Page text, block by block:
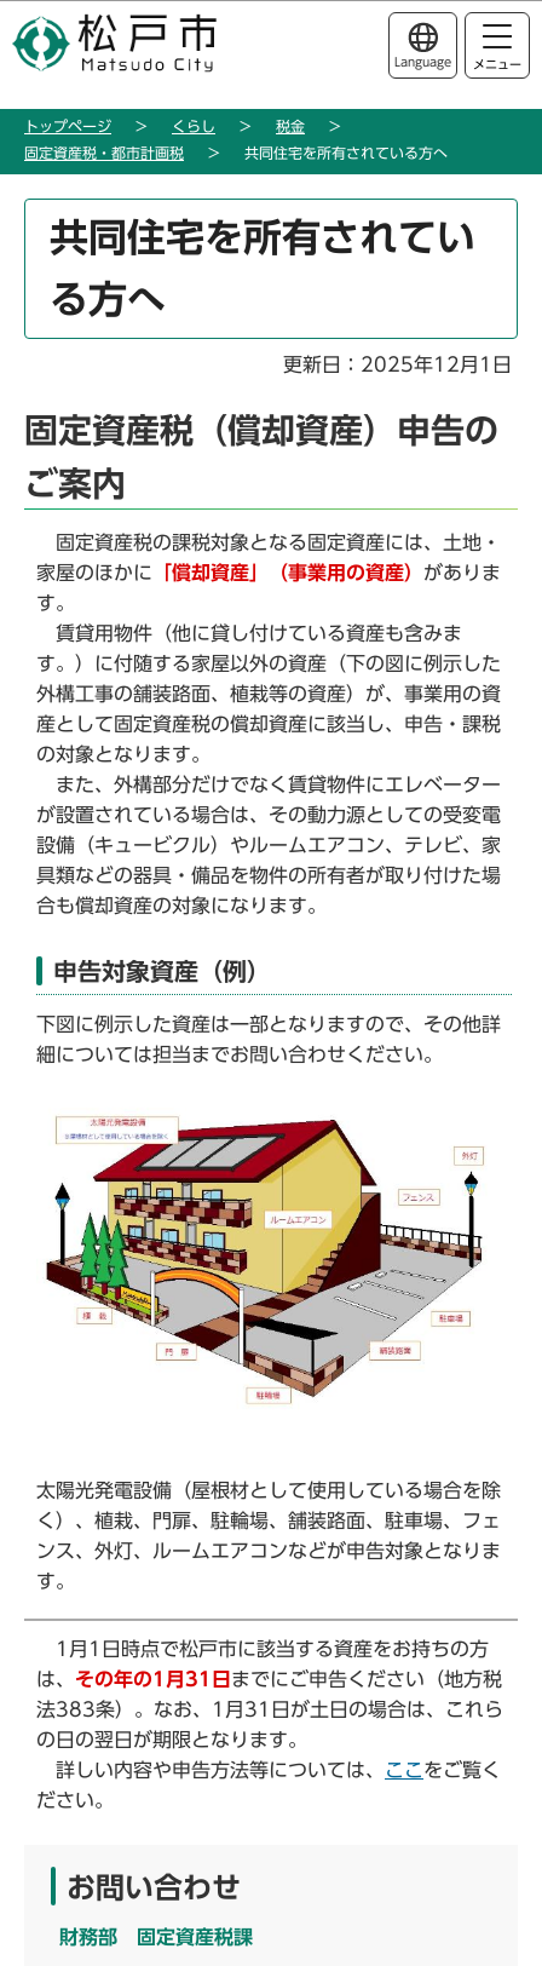
の
ー
このページの本文へ移動
Language メニュー
トップページ くらし
税金
固定資産税・都市計画税
共同住宅を所有されている方へ
か
共同住宅を所有されてい
る方へ
更新日：2025年12月1日
固定資産税（償却資産）申告の
ご案内
固定資産税の課税対象となる固定資産には、土地・
家屋のほかに
「償却資産」（事業用の資産） がありま
す。
賃貸用物件（他に貸し付けている資産も含みま
す。）に付随する家屋以外の資産（下の図に例示した
外構工事の舗装路面、植栽等の資産）が、事業用の資
産として固定資産税の償却資産に該当し、申告・課税
の対象となります。
また、外構部分だけでなく賃貸物件にエレベーター
が設置されている場合は、その動力源としての受変電
設備（キュービクル）やルームエアコン、テレビ、家
具類などの器具・備品を物件の所有者が取り付けた場
合も償却資産の対象になります。
申告対象資産（例）
下図に例示した資産は一部となりますので、その他詳
細については担当までお問い合わせください。
太陽光発電設備（屋根材として使用している場合を除
く）、植栽、門扉、駐輪場、舗装路面、駐車場、フェ
ンス、外灯、ルームエアコンなどが申告対象となりま
す。
1月1日時点で松戸市に該当する資産をお持ちの方
は、 その年の1月31日 までにご申告ください（地方税
法383条）。なお、1月31日が土日の場合は、これら
の日の翌日が期限となります。
詳しい内容や申告方法等については、
ここ をご覧く
ださい。
お問い合わせ
財務部 固定資産税課